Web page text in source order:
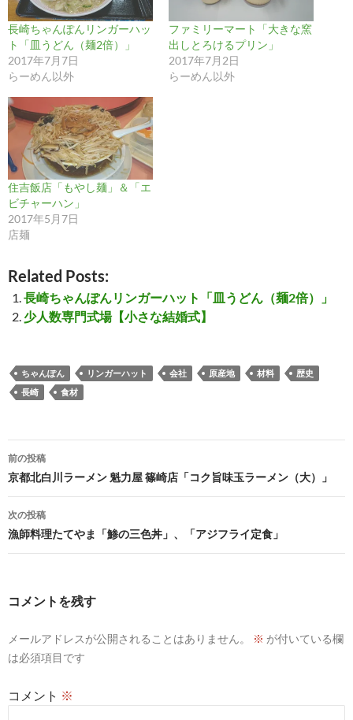
長崎ちゃんぽんリンガーハッ
ト「皿うどん（麺2倍）」
2017年7月7日
らーめん以外
ファミリーマート「大きな窯
出しとろけるプリン」
2017年7月2日
らーめん以外
住吉飯店「もやし麺」＆「エ
ビチャーハン」
2017年5月7日
店麺
Related Posts:
長崎ちゃんぽんリンガーハット「皿うどん（麺2倍）」
少人数専門式場【小さな結婚式】
ちゃんぽん リンガーハット 会社 原産地 材料
歴史
長崎
食材
投
稿
ナ
ビ
ゲ
ョ
前の投稿
京都北白川ラーメン 魁力屋 篠崎店「コク旨味玉ラーメン（大）」
次の投稿
漁師料理たてやま「鯵の三色丼」、「アジフライ定食」
コメントを残す
メールアドレスが公開されることはありません。 ※ が付いている欄
は必須項目です
コメント ※